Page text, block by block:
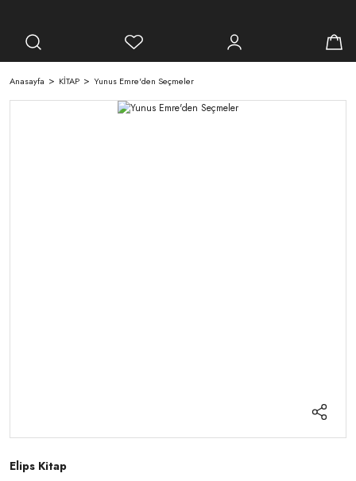
Anasayfa KİTAP Yunus Emre'den Seçmeler
Elips Kitap